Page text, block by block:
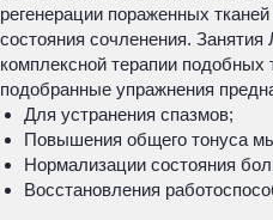
регенерации пораженных
состояния сочленения.
комплексной терапии
подобранные упражнения
Для устранения спазмов;
Повышения общего тонуса
Нормализации состояния
Восстановления